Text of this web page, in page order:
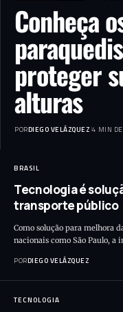
Conheça
proteger
alturas
PORDIEGO VELÁZQUEZ 4 MIN
BRASIL
Tecnologia é
transporte público
Como solução para melhora
nacionais como São Paulo, a
PORDIEGO VELÁZQUEZ
TECNOLOGIA